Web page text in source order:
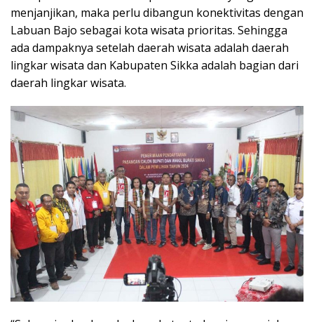
menjanjikan, maka perlu dibangun konektivitas dengan
Labuan Bajo sebagai kota wisata prioritas. Sehingga
ada dampaknya setelah daerah wisata adalah daerah
lingkar wisata dan Kabupaten Sikka adalah bagian dari
daerah lingkar wisata.